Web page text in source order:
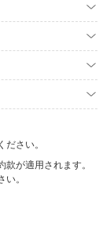
さい。
が適用されます。
。